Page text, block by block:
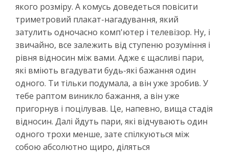
якого розміру. А комусь доведеться повісити
триметровий плакат-нагадування, який
затулить одночасно комп'ютер і телевізор. Ну, і
звичайно, все залежить від ступеню розуміння і
рівня відносин між вами. Адже є щасливі пари,
які вміють вгадувати будь-які бажання один
одного. Ти тільки подумала, а він уже зробив. У
тебе раптом виникло бажання, а він уже
пригорнув і поцілував. Це, напевно, вища стадія
відносин. Далі йдуть пари, які відчувають один
одного трохи менше, зате спілкуються між
собою абсолютно щиро, діляться